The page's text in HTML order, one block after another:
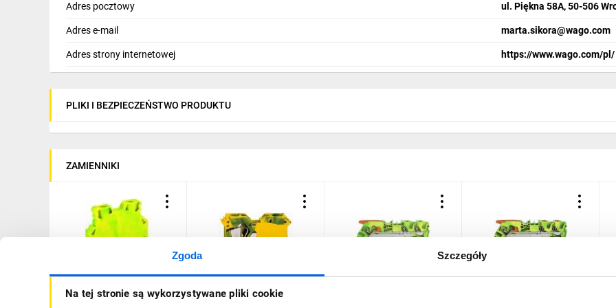
Zgoda Szczegóły
Na tej stronie są wykorzystywane pliki cookie
Adres pocztowy ul. Piękna 58A, 50-506
Adres e-mail marta.sikora@wago.com
Adres strony internetowej https://www.wago.com/pl/
PLIKI I BEZPIECZEŃSTWO PRODUKTU
ZAMIENNIKI
Złączka śrubowa szynowa
ochronna żółto-zielona
Złączka PE 2-przewodowa
Ex 35 mm2 żółto-zielona